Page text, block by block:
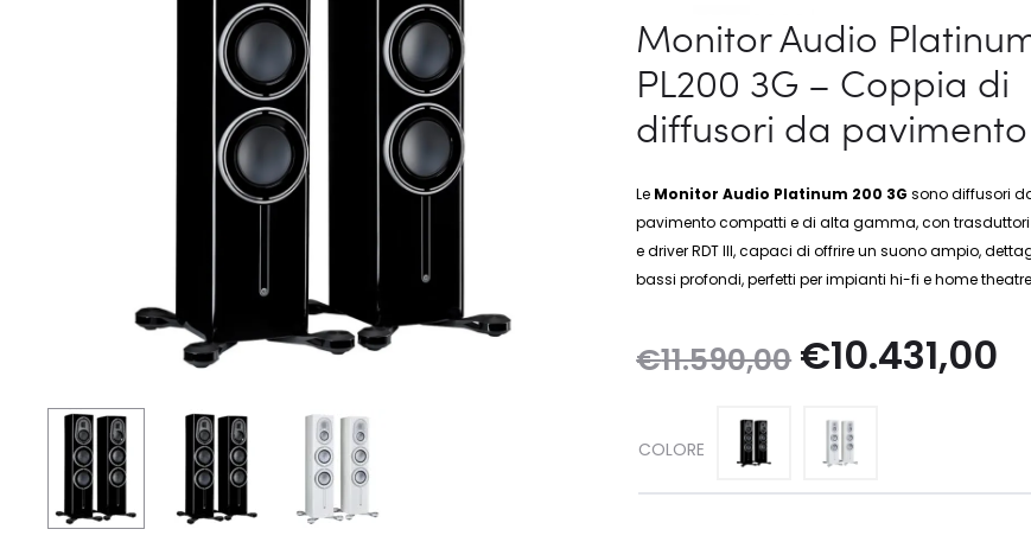
Monitor Audio
PL200 3G – Coppia di
diffusori da pavimento
Le Monitor Audio Platinum 200 3G sono diffusori
pavimento compatti e di alta gamma, con trasduttori
e driver RDT III, capaci di offrire un suono ampio,
bassi profondi, perfetti per impianti hi-fi e home
€11.590,00 Il
prezzo
originale
€10.431,00
COLORE